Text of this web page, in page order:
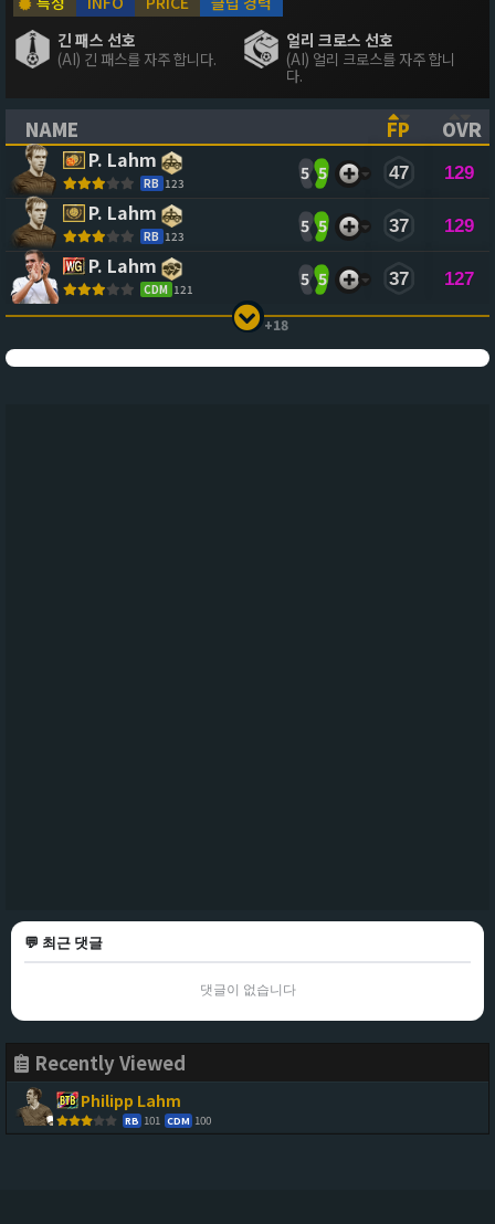
긴 패스 선호
(AI) 긴 패스를 자주 합니다.
얼리 크로스 선호
(AI) 얼리 크로스를 자주 합니
다.
NAME
(CLICK TO SORT ASCENDING)
FP
OVR
P. Lahm
RB 123
5 5 47 129
P. Lahm
RB 123
5 5 37 129
P. Lahm
CDM 121
5 5 37 127
+18
💬 최근 댓글
댓글이 없습니다
Recently Viewed
Philipp Lahm
RB 101 CDM 100